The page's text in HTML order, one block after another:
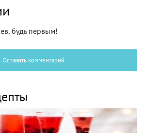
будь первым!
Оставить комментарий